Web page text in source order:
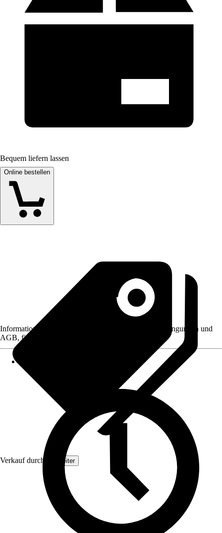
Bequem liefern lassen
Online bestellen
Verkauf durch: Topleiter
Informationen des Verkäufers, wie z. B. Rückgabebedingungen und
AGB, finden Sie bei Klick auf den Verkäufernamen.